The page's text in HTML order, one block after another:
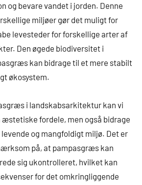
og bevare vandet i jorden. Denne
miljøer gør det muligt for
levesteder for forskellige arter af
Den øgede biodiversitet i
kan bidrage til et mere stabilt
økosystem.
i landskabsarkitektur kan vi
fordele, men også bidrage
og mangfoldigt miljø. Det er
på, at pampasgræs kan
sig ukontrolleret, hvilket kan
for det omkringliggende